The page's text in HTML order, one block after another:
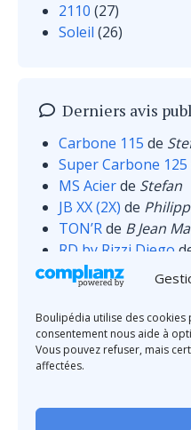
Boulipédia utilise des
consentement nous aide à
Vous pouvez refuser, mais
affectées.
2110 (27)
Soleil (26)
Derniers avis
Carbone 115 de
Super Carbone 125
MS Acierde Stefan
JB XX (2X) de
TON’Rde B Jean
RD by Rizzi Diego
MS Inoxde
À propos de